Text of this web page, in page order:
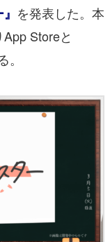
を発表した。本
Storeと